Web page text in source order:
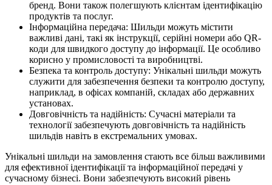
бренд. Вони також полегшують клієнтам ідентифікацію
продуктів та послуг.
Інформаційна передача: Шильди можуть містити
важливі дані, такі як інструкції, серійні номери або QR-
коди для швидкого доступу до інформації. Це особливо
корисно у промисловості та виробництві.
Безпека та контроль доступу: Унікальні шильди можуть
служити для забезпечення безпеки та контролю доступу,
наприклад, в офісах компаній, складах або державних
установах.
Довговічність та надійність: Сучасні матеріали та
технології забезпечують довговічність та надійність
шильдів навіть в екстремальних умовах.
Унікальні шильди на замовлення стають все більш важливими
для ефективної ідентифікації та інформаційної передачі у
сучасному бізнесі. Вони забезпечують високий рівень